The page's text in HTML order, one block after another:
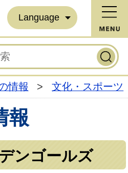
Language
情報 > 文化・スポーツ
報
ンゴールズ